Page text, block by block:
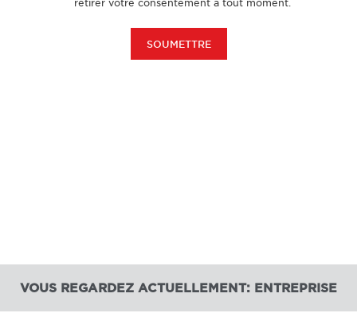
VOUS REGARDEZ ACTUELLEMENT: ENTREPRISE